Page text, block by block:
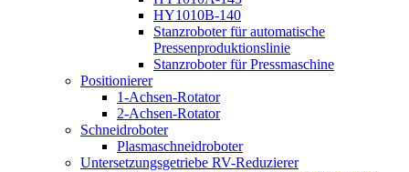
HY1010B-140
Stanzroboter für automatische
Pressenproduktionslinie
Stanzroboter für Pressmaschine
Positionierer
1-Achsen-Rotator
2-Achsen-Rotator
Schneidroboter
Plasmaschneidroboter
Untersetzungsgetriebe RV-Reduzierer